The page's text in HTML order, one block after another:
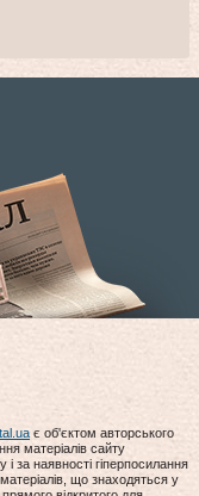
є об'єктом авторського
матеріалів сайту
за наявності гіперпосилання
що знаходяться у